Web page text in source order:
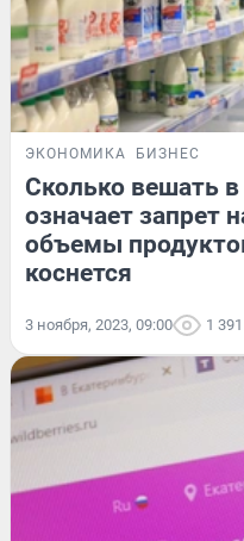
ЭКОНОМИКА БИЗНЕС
Сколько вешать
означает запрет
объемы
коснется
3 ноября, 2023, 09:00 1 391